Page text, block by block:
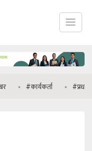
#कार्यकर्ता #प्रधानमन्त्री